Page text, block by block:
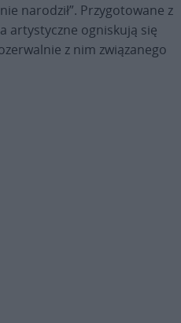
narodził”. Przygotowane z
artystyczne ogniskują się
z nim związanego